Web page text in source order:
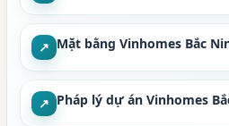
↗ Mặt bằng Vinhomes Bắc
↗ Pháp lý dự án Vinhomes